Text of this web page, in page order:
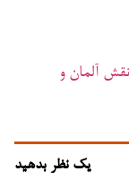
آلمان و
یک نظر بدهید